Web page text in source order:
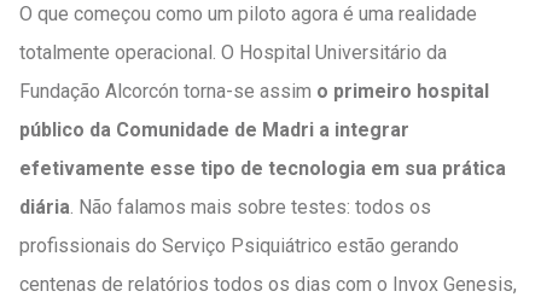
O que começou como um piloto agora é uma realidade
totalmente operacional. O Hospital Universitário da
Fundação Alcorcón torna-se assim o primeiro hospital
público da Comunidade de Madri a integrar
efetivamente esse tipo de tecnologia em sua prática
diária. Não falamos mais sobre testes: todos os
profissionais do Serviço Psiquiátrico estão gerando
centenas de relatórios todos os dias com o Invox Genesis,